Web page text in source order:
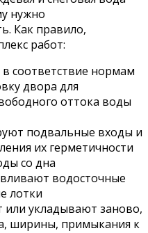
нужно
Как правило,
работ:
соответствие нормам
двора для
оттока воды
подвальные входы и
их герметичности
со дна
водосточные
лотки
укладывают заново,
ширины, примыкания к